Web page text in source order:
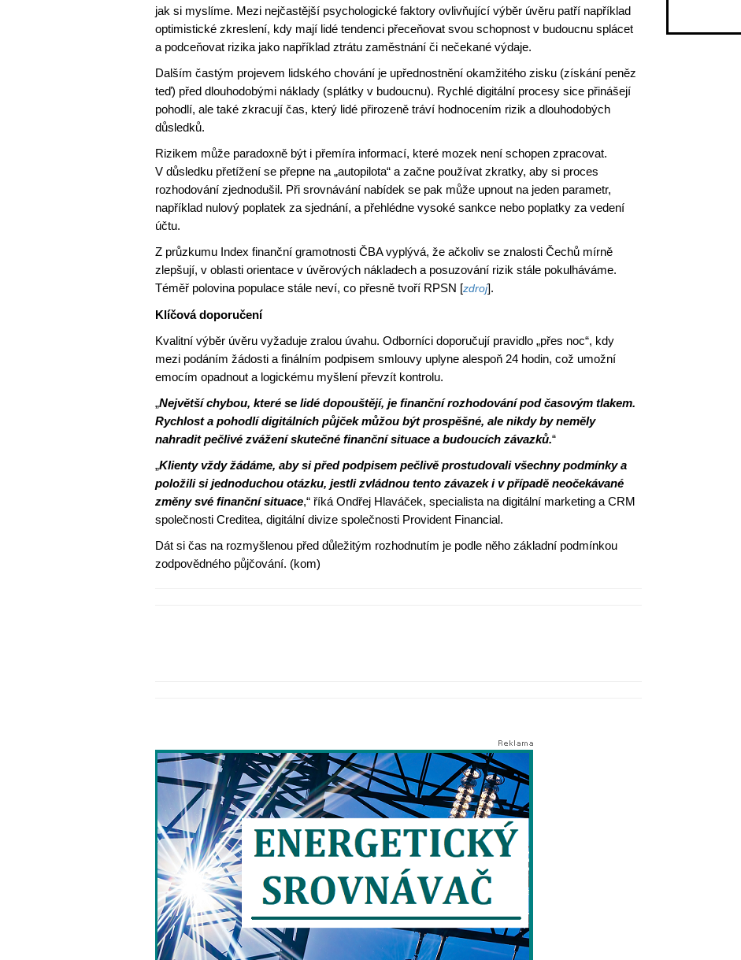
jak si myslíme. Mezi nejčastější psychologické faktory ovlivňující výběr úvěru patří například
optimistické zkreslení, kdy mají lidé tendenci přeceňovat svou schopnost v budoucnu splácet
a podceňovat rizika jako například ztrátu zaměstnání či nečekané výdaje.
Dalším častým projevem lidského chování je upřednostnění okamžitého zisku (získání peněz
teď) před dlouhodobými náklady (splátky v budoucnu). Rychlé digitální procesy sice přinášejí
pohodlí, ale také zkracují čas, který lidé přirozeně tráví hodnocením rizik a dlouhodobých
důsledků.
Rizikem může paradoxně být i přemíra informací, které mozek není schopen zpracovat.
V důsledku přetížení se přepne na „autopilota“ a začne používat zkratky, aby si proces
rozhodování zjednodušil. Při srovnávání nabídek se pak může upnout na jeden parametr,
například nulový poplatek za sjednání, a přehlédne vysoké sankce nebo poplatky za vedení
účtu.
Z průzkumu Index finanční gramotnosti ČBA vyplývá, že ačkoliv se znalosti Čechů mírně
zlepšují, v oblasti orientace v úvěrových nákladech a posuzování rizik stále pokulháváme.
Téměř polovina populace stále neví, co přesně tvoří RPSN [zdroj].
Klíčová doporučení
Kvalitní výběr úvěru vyžaduje zralou úvahu. Odborníci doporučují pravidlo „přes noc“, kdy
mezi podáním žádosti a finálním podpisem smlouvy uplyne alespoň 24 hodin, což umožní
emocím opadnout a logickému myšlení převzít kontrolu.
„Největší chybou, které se lidé dopouštějí, je finanční rozhodování pod časovým tlakem.
Rychlost a pohodlí digitálních půjček můžou být prospěšné, ale nikdy by neměly
nahradit pečlivé zvážení skutečné finanční situace a budoucích závazků.“
„Klienty vždy žádáme, aby si před podpisem pečlivě prostudovali všechny podmínky a
položili si jednoduchou otázku, jestli zvládnou tento závazek i v případě neočekávané
změny své finanční situace,“ říká Ondřej Hlaváček, specialista na digitální marketing a CRM
společnosti Creditea, digitální divize společnosti Provident Financial.
Dát si čas na rozmyšlenou před důležitým rozhodnutím je podle něho základní podmínkou
zodpovědného půjčování. (kom)